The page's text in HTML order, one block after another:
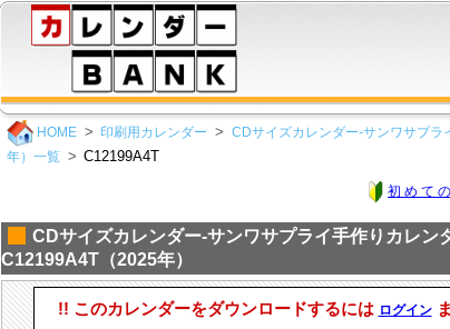
HOME 印刷用カレンダー
CDサイズカレンダー-サンワサプ
年）一覧
C12199A4T
初めて
CDサイズカレンダー-サンワサプライ手作りカレン
C12199A4T（2025年）
!! このカレンダーをダウンロードするには ログイン